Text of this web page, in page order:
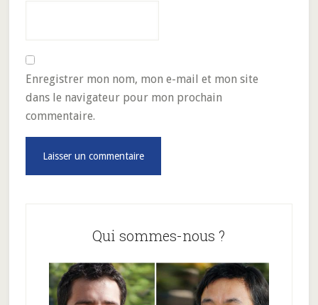
Enregistrer mon nom, mon e-mail et mon site
dans le navigateur pour mon prochain
commentaire.
Qui sommes-nous ?